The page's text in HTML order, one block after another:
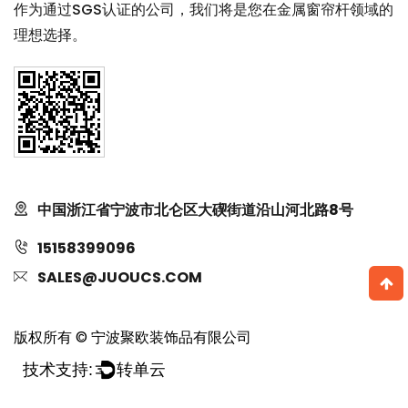
作为通过SGS认证的公司，我们将是您在金属窗帘杆领域的
理想选择。
中国浙江省宁波市北仑区大碶街道沿山河北路8号
15158399096
SALES@JUOUCS.COM
版权所有 © 宁波聚欧装饰品有限公司
技术支持: 转单云